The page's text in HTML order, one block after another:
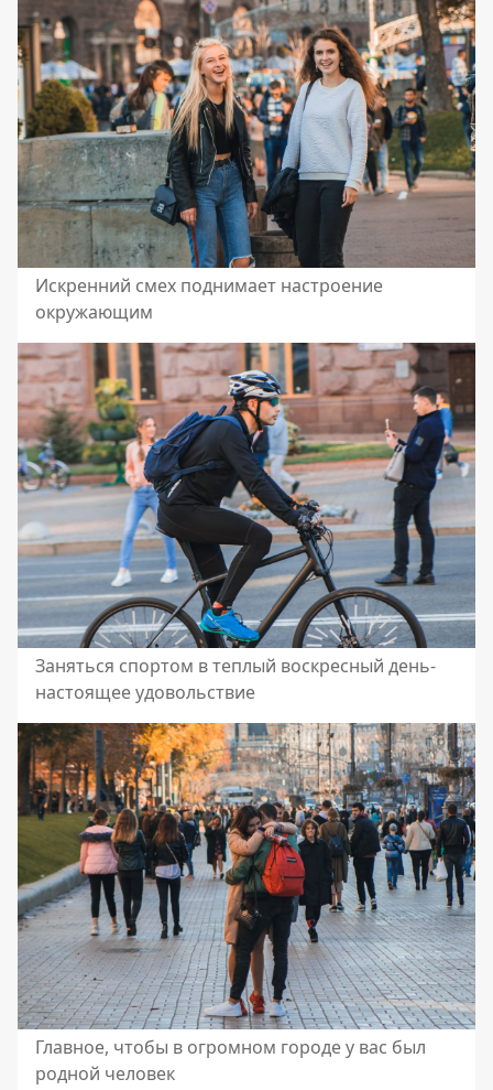
Искренний смех поднимает настроение
окружающим
Заняться спортом в теплый воскресный день-
настоящее удовольствие
Главное, чтобы в огромном городе у вас был
родной человек